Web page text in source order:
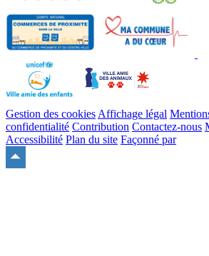
Gestion des cookies Affichage légal
confidentialité Contribution Contactez-nous
Accessibilité Plan du site Façonné par